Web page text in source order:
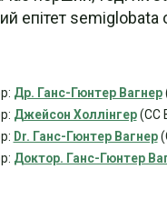
епітет semiglobata
Др. Ганс-Гюнтер Вагнер
Джейсон Холлінгер(CC
Dr. Ганс-Гюнтер Вагнер
Доктор. Ганс-Гюнтер